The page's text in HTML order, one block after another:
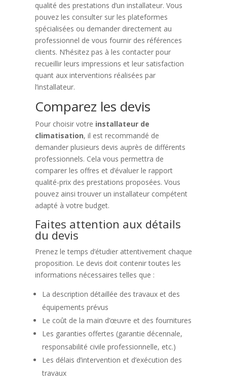
qualité des prestations d’un installateur. Vous
pouvez les consulter sur les plateformes
spécialisées ou demander directement au
professionnel de vous fournir des références
clients. N’hésitez pas à les contacter pour
recueillir leurs impressions et leur satisfaction
quant aux interventions réalisées par
l’installateur.
Comparez les devis
Pour choisir votre installateur de
climatisation, il est recommandé de
demander plusieurs devis auprès de différents
professionnels. Cela vous permettra de
comparer les offres et d’évaluer le rapport
qualité-prix des prestations proposées. Vous
pouvez ainsi trouver un installateur compétent
adapté à votre budget.
Faites attention aux détails
du devis
Prenez le temps d’étudier attentivement chaque
proposition. Le devis doit contenir toutes les
informations nécessaires telles que :
La description détaillée des travaux et des
équipements prévus
Le coût de la main d’œuvre et des fournitures
Les garanties offertes (garantie décennale,
responsabilité civile professionnelle, etc.)
Les délais d’intervention et d’exécution des
travaux